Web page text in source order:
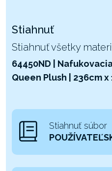
Stiahnuť
Stiahnuť všetky
64450ND |
Queen Plush | 236cm x
Stiahnuť súbor